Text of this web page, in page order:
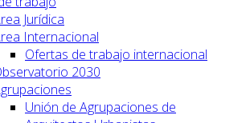
Jurídica
Internacional
Ofertas de trabajo internacional
2030
Unión de Agrupaciones de